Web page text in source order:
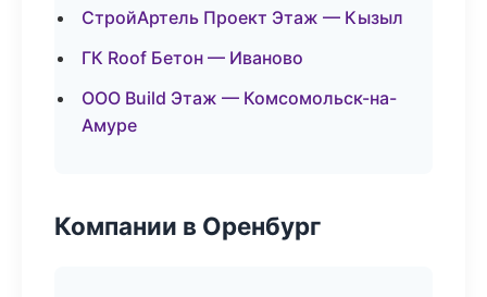
СтройАртель Проект Этаж — Кызыл
ГК Roof Бетон — Иваново
ООО Build Этаж — Комсомольск-на-
Амуре
Компании в Оренбург